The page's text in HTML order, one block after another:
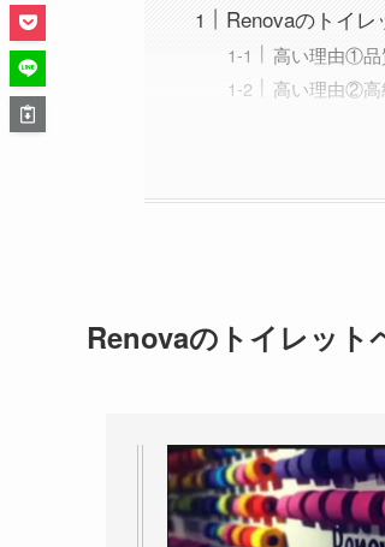
Renovaのトイ
高い理由①品
高い理由②高
Renovaのトイレット